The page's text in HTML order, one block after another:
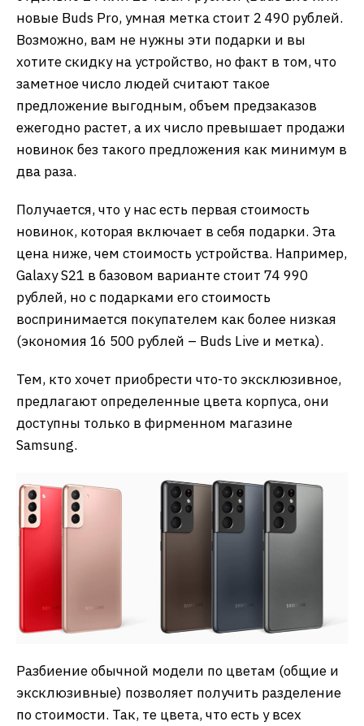
новые Buds Pro, умная метка стоит 2 490 рублей.
Возможно, вам не нужны эти подарки и вы
хотите скидку на устройство, но факт в том, что
заметное число людей считают такое
предложение выгодным, объем предзаказов
ежегодно растет, а их число превышает продажи
новинок без такого предложения как минимум в
два раза.
Получается, что у нас есть первая стоимость
новинок, которая включает в себя подарки. Эта
цена ниже, чем стоимость устройства. Например,
Galaxy S21 в базовом варианте стоит 74 990
рублей, но с подарками его стоимость
воспринимается покупателем как более низкая
(экономия 16 500 рублей – Buds Live и метка).
Тем, кто хочет приобрести что-то эксклюзивное,
предлагают определенные цвета корпуса, они
доступны только в фирменном магазине
Samsung.
Разбиение обычной модели по цветам (общие и
эксклюзивные) позволяет получить разделение
по стоимости. Так, те цвета, что есть у всех